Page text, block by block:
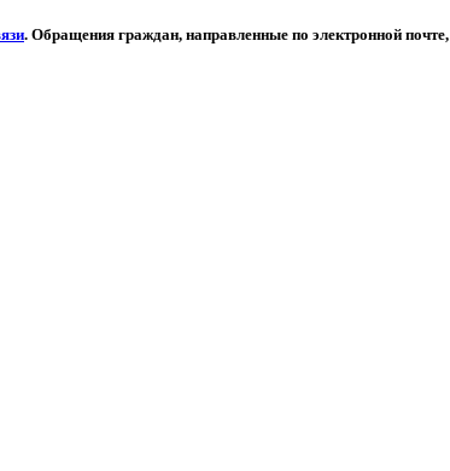
. Обращения граждан, направленные по электронной почте,